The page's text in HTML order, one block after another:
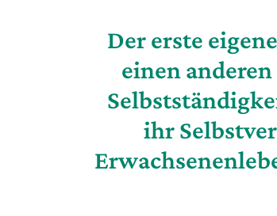
Der erste
einen
ihr